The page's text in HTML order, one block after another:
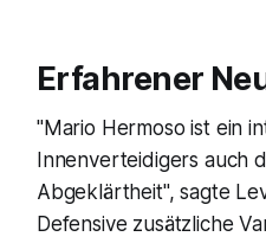
Erfahrener
"Mario Hermoso ist ein
Innenverteidigers auch
Abgeklärtheit", sagte
Defensive zusätzliche